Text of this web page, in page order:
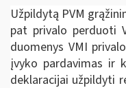
Užpildytą PVM
pat privalo perduoti
duomenys VMI
įvyko pardavimas ir
deklaracijai užpildyti